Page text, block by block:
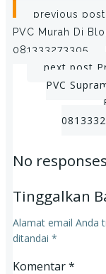
Post
previous post
PVC Murah Di
081333273305
Post
next post
PVC
No
Tinggalkan
Alamat email Anda
ditandai *
Komentar*